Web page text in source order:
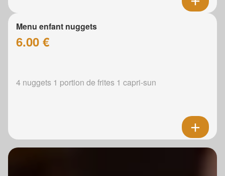
Menu enfant nuggets
6.00 €
4 nuggets 1 portion de frites 1 capri-sun